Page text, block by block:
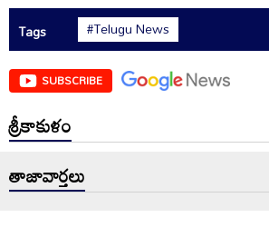
Tags #Telugu News
SUBSCRIBE
శ్రీకాకుళం
తాజావార్తలు